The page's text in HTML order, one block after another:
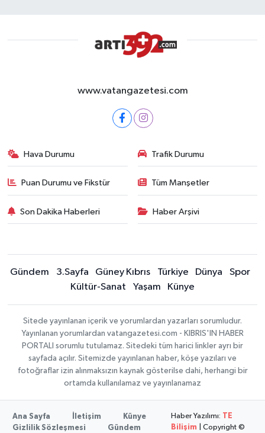
www.vatangazetesi.com
Hava Durumu Trafik Durumu
Puan Durumu ve Fikstür Tüm Manşetler
Son Dakika Haberleri Haber Arşivi
Gündem 3.Sayfa Güney Kıbrıs Türkiye Dünya
Spor
Kültür-Sanat
Yaşam Künye
Sitede yayınlanan içerik ve yorumlardan yazarları sorumludur.
Yayınlanan yorumlardan vatangazetesi.com - KIBRIS'IN HABER
PORTALI sorumlu tutulamaz. Sitedeki tüm harici linkler ayrı bir
sayfada açılır. Sitemizde yayınlanan haber, köşe yazıları ve
fotoğraflar izin alınmaksızın kaynak gösterilse dahi, herhangi bir
ortamda kullanılamaz ve yayınlanamaz
Ana Sayfa İletişim
Künye
Gizlilik Sözleşmesi
Gündem
Haber Yazılımı:
TE
Bilişim | Copyright ©